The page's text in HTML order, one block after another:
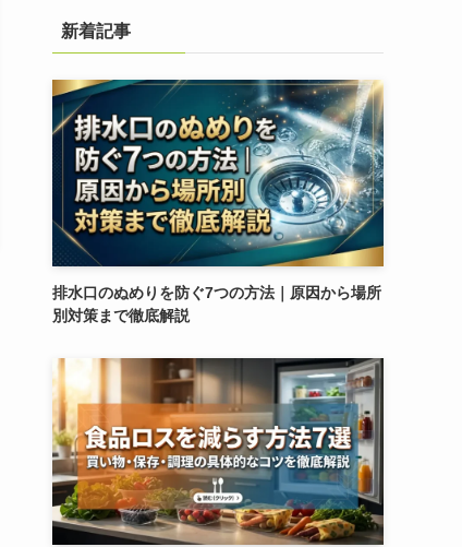
新着記事
排水口のぬめりを防ぐ7つの方法｜原因から場所
別対策まで徹底解説